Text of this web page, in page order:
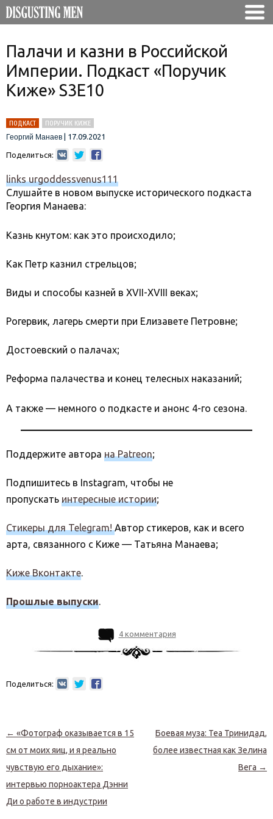
Палачи и казни в Российской
Империи. Подкаст «Поручик
Киже» S3E10
ПОДКАСТ
ПОРУЧИК КИЖЕ
Георгий Манаев
17.09.2021
Поделиться:
links urgoddessvenus111
Слушайте в новом выпуске исторического подкаста
Георгия Манаева:
Казнь кнутом: как это происходило;
Как Петр казнил стрельцов;
Виды и способы казней в XVII-XVIII веках;
Рогервик, лагерь смерти при Елизавете Петровне;
Достоевский о палачах;
Реформа палачества и конец телесных наказаний;
А также — немного о подкасте и анонс 4-го сезона.
Поддержите автора на Patreon;
Подпишитесь в Instagram, чтобы не
пропускать интересные истории;
Стикеры для Telegram!Автор стикеров, как и всего
арта, связанного с Киже — Татьяна Манаева;
Киже Вконтакте.
Прошлые выпуски.
4 комментария
Поделиться:
Навигация по записям
← «Фотограф оказывается в 15
см от моих яиц, и я реально
чувствую его дыхание»:
интервью порноактера Дэнни
Ди о работе в индустрии
Боевая муза: Теа Тринидад,
более известная как Зелина
Вега →